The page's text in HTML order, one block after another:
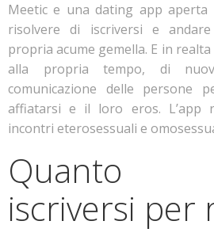
Meetic e una dating app
risolvere di iscriversi e
propria acume gemella. E in
alla propria tempo, di
comunicazione delle persone
affiatarsi e il loro eros. L’app
incontri eterosessuali e
Quanto
iscriversi per